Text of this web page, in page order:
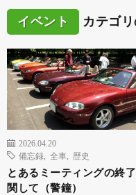
イベント カテゴ
2026.04.20
備忘録
全車 歴史
とあるミーティングの終
関して（警鐘）